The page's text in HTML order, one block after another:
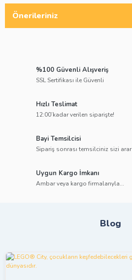
Önerileriniz
%100 Güvenli Alışveriş
SSL Sertifikası ile Güvenli
Hızlı Teslimat
12:00’kadar verilen siparişte!
Bayi Temsilcisi
Sipariş sonrası temsilciniz sizi arar
Uygun Kargo İmkanı
Ambar veya kargo firmalarıyla...
Blog